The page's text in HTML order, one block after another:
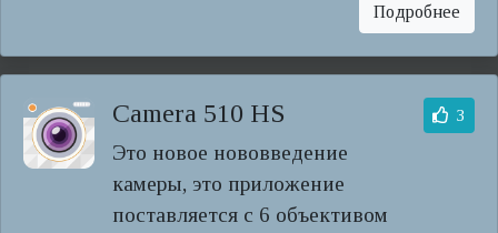
Подробнее
Camera 510 HS
Это новое нововведение
камеры, это приложение
поставляется с 6 объективом
3